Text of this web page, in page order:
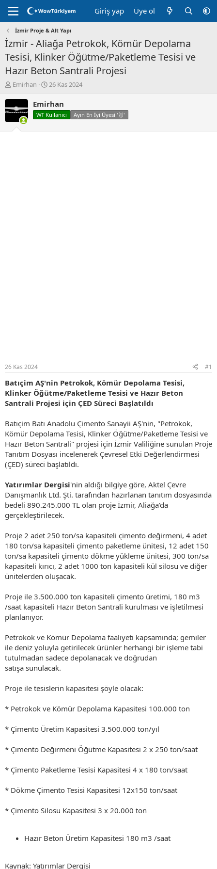
Giriş yap Üye ol
İzmir Proje & Alt Yapı
İzmir - Aliağa Petrokok, Kömür Depolama
Tesisi, Klinker Öğütme/Paketleme Tesisi ve
Hazır Beton Santrali Projesi
K
n
u
u
Emirhan
B
ş
l
a
26 Kas 2024
Emirhan
WT Kullanıcı Ayın En İyi Üyesi '🥇'
26 Kas 2024 #1
Batıçim AŞ'nin Petrokok, Kömür Depolama Tesisi,
Klinker Öğütme/Paketleme Tesisi ve Hazır Beton
Santrali Projesi için ÇED Süreci Başlatıldı
Batıçim Batı Anadolu Çimento Sanayii AŞ'nin, "Petrokok,
Kömür Depolama Tesisi, Klinker Öğütme/Paketleme Tesisi ve
Hazır Beton Santrali" projesi için İzmir Valiliğine sunulan Proje
Tanıtım Dosyası incelenerek Çevresel Etki Değerlendirmesi
(ÇED) süreci başlatıldı.
Yatırımlar Dergisi'nin aldığı bilgiye göre, Aktel Çevre
Danışmanlık Ltd. Şti. tarafından hazırlanan tanıtım dosyasında
bedeli 890.245.000 TL olan proje İzmir, Aliağa'da
gerçekleştirilecek.
Proje 2 adet 250 ton/sa kapasiteli çimento değirmeni, 4 adet
180 ton/sa kapasiteli çimento paketleme ünitesi, 12 adet 150
ton/sa kapasiteli çimento dökme yükleme ünitesi, 300 ton/sa
kapasiteli kırıcı, 2 adet 1000 ton kapasiteli kül silosu ve diğer
ünitelerden oluşacak.
Proje ile 3.500.000 ton kapasiteli çimento üretimi, 180 m3
/saat kapasiteli Hazır Beton Santrali kurulması ve işletilmesi
planlanıyor.
Petrokok ve Kömür Depolama faaliyeti kapsamında; gemiler
ile deniz yoluyla getirilecek ürünler herhangi bir işleme tabi
tutulmadan sadece depolanacak ve doğrudan
satışa sunulacak.
Proje ile tesislerin kapasitesi şöyle olacak:
* Petrokok ve Kömür Depolama Kapasitesi 100.000 ton
* Çimento Üretim Kapasitesi 3.500.000 ton/yıl
* Çimento Değirmeni Öğütme Kapasitesi 2 x 250 ton/saat
* Çimento Paketleme Tesisi Kapasitesi 4 x 180 ton/saat
* Dökme Çimento Tesisi Kapasitesi 12x150 ton/saat
* Çimento Silosu Kapasitesi 3 x 20.000 ton
Hazır Beton Üretim Kapasitesi 180 m3 /saat
Kaynak: Yatırımlar Dergisi